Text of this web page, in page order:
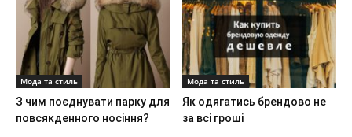
Мода та стиль
З чим поєднувати парку для
повсякденного носіння?
Мода та стиль
Як одягатись брендово не
за всі гроші